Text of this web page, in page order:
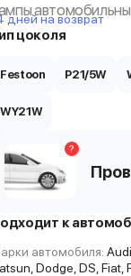
дней на возврат
цоколя
Festoon P21/5W
WY21W
?
к
автомобиля:
Dodge, DS, Fiat,